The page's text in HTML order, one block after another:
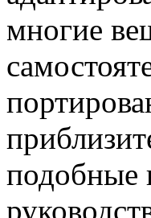
многие
подобные